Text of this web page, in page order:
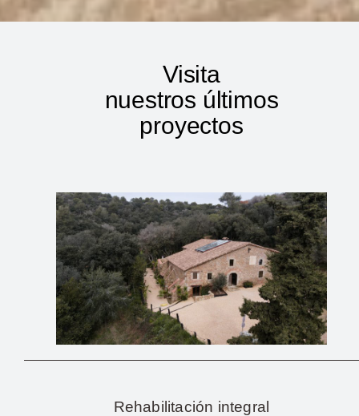
Visita
nuestros últimos
proyectos
Rehabilitación integral